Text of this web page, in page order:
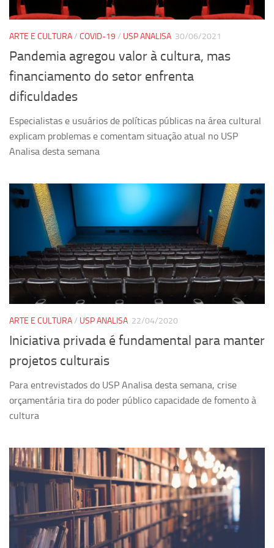
Equipe
Estrutura do polo
Espaço de Eventos
Projetos
Ciência com Pipoca
Ciência Por Elas
Pint of Science
Publicações
Clipping
Documentos
Relatórios
Revista Estudos Avançados
Espaço Cultural
Newsletter
ARTE E CULTURA/ COVID-19 / USP ANALISA 30/06/2021
Pandemia agregou valor à cultura, mas
financiamento do setor enfrenta
dificuldades
Especialistas e usuários de políticas públicas na área cultural
explicam problemas e comentam situação atual no USP
Analisa desta semana
ARTE E CULTURA/ USP ANALISA 22/04/2020
Iniciativa privada é fundamental para manter
projetos culturais
Para entrevistados do USP Analisa desta semana, crise
orçamentária tira do poder público capacidade de fomento à
cultura